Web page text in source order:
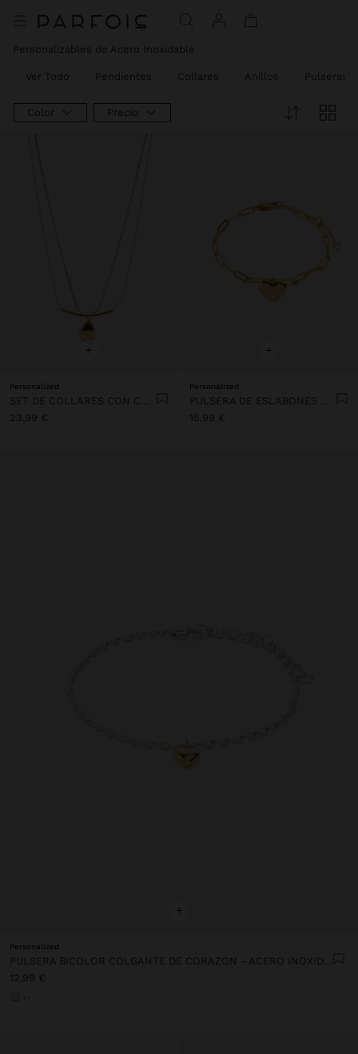
Personalizables de Acero Inoxidable​
Ver Todo Pendientes Collares Anillos Pulseras
Color Precio
+
Personalized
SET DE COLLARES CON COLGANTE - ACERO INOXIDABLE
23,99 €
+
Personalized
PULSERA DE ESLABONES CON CORAZÓN - ACERO INOXIDABLE
15,99 €
+
Personalized
PULSERA BICOLOR COLGANTE DE CORAZÓN - ACERO INOXIDABLE
12,99 €